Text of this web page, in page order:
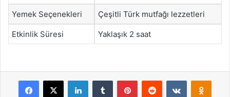
Yemek Seçenekleri Çeşitli Türk mutfağı lezzetleri
Etkinlik Süresi Yaklaşık 2 saat
Facebook
X LinkedInTumblr PinterestReddit VKontakte